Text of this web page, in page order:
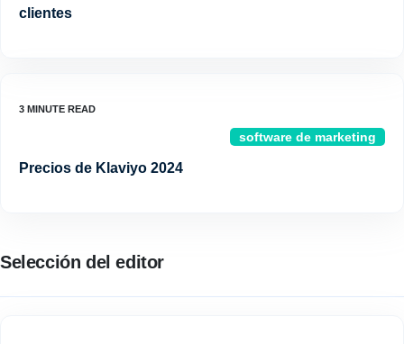
clientes
software de marketing
Precios de Klaviyo 2024
Selección del editor